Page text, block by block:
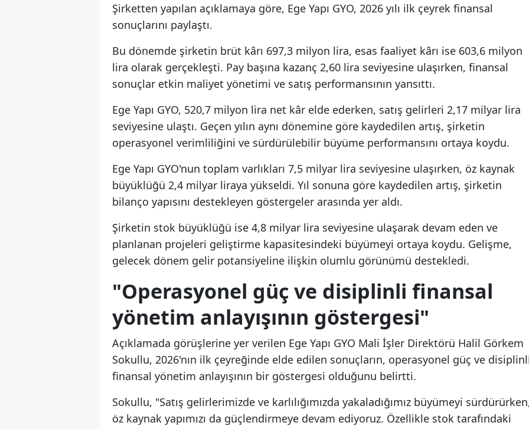
Şirketten yapılan açıklamaya göre, Ege Yapı GYO, 2026 yılı ilk çeyrek finansal
sonuçlarını paylaştı.
Bu dönemde şirketin brüt kârı 697,3 milyon lira, esas faaliyet kârı ise 603,6 milyon
lira olarak gerçekleşti. Pay başına kazanç 2,60 lira seviyesine ulaşırken, finansal
sonuçlar etkin maliyet yönetimi ve satış performansının yansıttı.
Ege Yapı GYO, 520,7 milyon lira net kâr elde ederken, satış gelirleri 2,17 milyar lira
seviyesine ulaştı. Geçen yılın aynı dönemine göre kaydedilen artış, şirketin
operasyonel verimliliğini ve sürdürülebilir büyüme performansını ortaya koydu.
Ege Yapı GYO'nun toplam varlıkları 7,5 milyar lira seviyesine ulaşırken, öz kaynak
büyüklüğü 2,4 milyar liraya yükseldi. Yıl sonuna göre kaydedilen artış, şirketin
bilanço yapısını destekleyen göstergeler arasında yer aldı.
Şirketin stok büyüklüğü ise 4,8 milyar lira seviyesine ulaşarak devam eden ve
planlanan projeleri geliştirme kapasitesindeki büyümeyi ortaya koydu. Gelişme,
gelecek dönem gelir potansiyeline ilişkin olumlu görünümü destekledi.
"Operasyonel güç ve disiplinli finansal
yönetim anlayışının göstergesi"
Açıklamada görüşlerine yer verilen Ege Yapı GYO Mali İşler Direktörü Halil Görkem
Sokullu, 2026'nın ilk çeyreğinde elde edilen sonuçların, operasyonel güç ve
finansal yönetim anlayışının bir göstergesi olduğunu belirtti.
Sokullu, "Satış gelirlerimizde ve karlılığımızda yakaladığımız büyümeyi
öz kaynak yapımızı da güçlendirmeye devam ediyoruz. Özellikle stok tarafındaki